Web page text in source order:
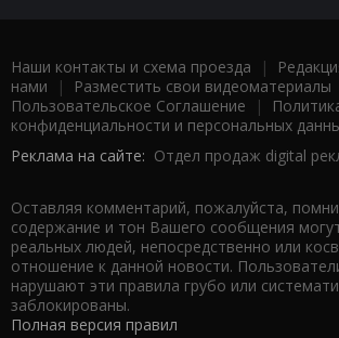
Наши контакты и схема проезда |
нами | Разместить свои видеоматериалы
Пользовательское Соглашение |
конфиденциальности и персональных
Реклама на сайте: Отдел продаж digital
Оставляя комментарий, пожалуйста,
содержание и тон Вашего сообщения
реальных людей, непосредственно или
отношение к данной новости.
нарушают эти правила грубо или
заблокированы.
Полная версия правил